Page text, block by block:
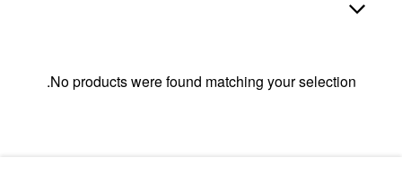
No products were found matching your selection.